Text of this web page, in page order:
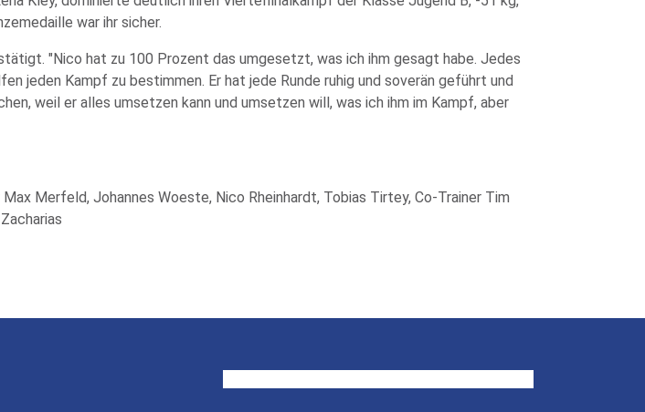
war ihr sicher.
"Nico hat zu 100 Prozent das umgesetzt, was ich ihm gesagt habe. Jedes
jeden Kampf zu bestimmen. Er hat jede Runde ruhig und soverän geführt und
weil er alles umsetzen kann und umsetzen will, was ich ihm im Kampf, aber
Merfeld, Johannes Woeste, Nico Rheinhardt, Tobias Tirtey, Co-Trainer Tim
Zacharias